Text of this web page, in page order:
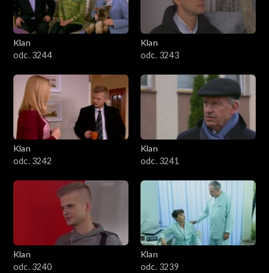
Klan
odc. 3244
Klan
odc. 3243
Klan
odc. 3242
Klan
odc. 3241
Klan
odc. 3240
Klan
odc. 3239